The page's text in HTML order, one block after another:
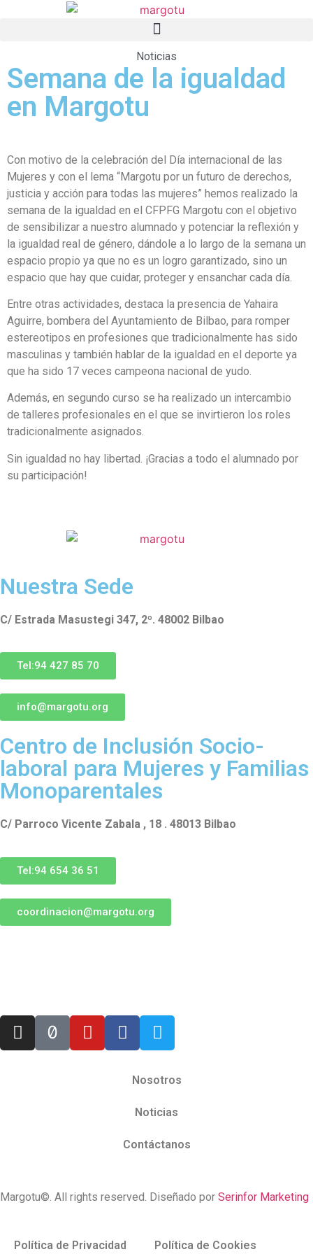
Noticias
Semana de la igualdad
en Margotu
Con motivo de la celebración del Día internacional de las
Mujeres y con el lema “Margotu por un futuro de derechos,
justicia y acción para todas las mujeres” hemos realizado la
semana de la igualdad en el CFPFG Margotu con el objetivo
de sensibilizar a nuestro alumnado y potenciar la reflexión y
la igualdad real de género, dándole a lo largo de la semana un
espacio propio ya que no es un logro garantizado, sino un
espacio que hay que cuidar, proteger y ensanchar cada día.
Entre otras actividades, destaca la presencia de Yahaira
Aguirre, bombera del Ayuntamiento de Bilbao, para romper
estereotipos en profesiones que tradicionalmente has sido
masculinas y también hablar de la igualdad en el deporte ya
que ha sido 17 veces campeona nacional de yudo.
Además, en segundo curso se ha realizado un intercambio
de talleres profesionales en el que se invirtieron los roles
tradicionalmente asignados.
Sin igualdad no hay libertad. ¡Gracias a todo el alumnado por
su participación!
Nuestra Sede
C/ Estrada Masustegi 347, 2º. 48002 Bilbao
Tel:94 427 85 70
info@margotu.org
Centro de Inclusión Socio-
laboral para Mujeres y Familias
Monoparentales
C/ Parroco Vicente Zabala , 18 . 48013 Bilbao
Tel:94 654 36 51
coordinacion@margotu.org
Nosotros
Noticias
Contáctanos
Margotu©. All rights reserved. Diseñado por Serinfor Marketing
Política de Privacidad Política de Cookies